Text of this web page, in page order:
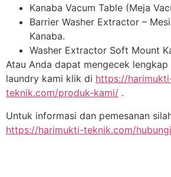
Kanaba Vacum Table (Meja
Barrier Washer Extractor –
Kanaba.
Washer Extractor Soft Mount
Atau Anda dapat mengecek lengkap
laundry kami klik di https://
teknik.com/produk-kami/ .
Untuk informasi dan pemesanan
https://harimukti-teknik.com/